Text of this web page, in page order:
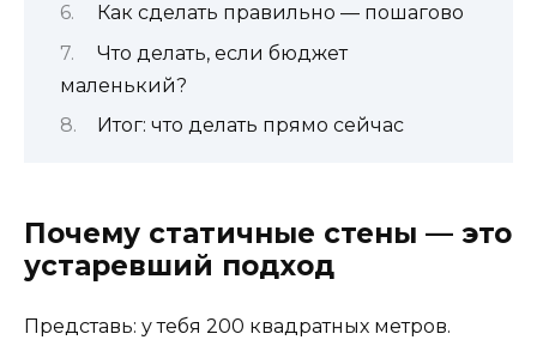
Как сделать правильно — пошагово
Что делать, если бюджет
маленький?
Итог: что делать прямо сейчас
Почему статичные стены — это
устаревший подход
Представь: у тебя 200 квадратных метров.